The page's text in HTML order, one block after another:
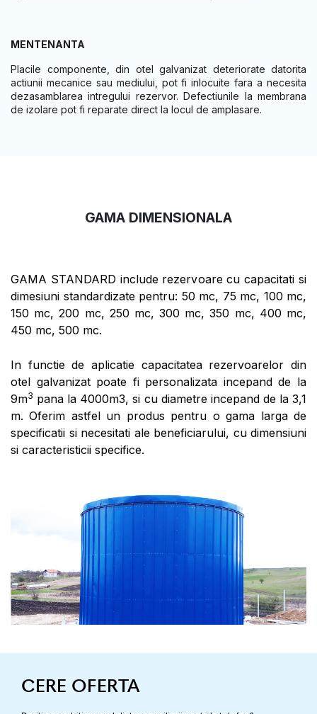
MENTENANTA
Placile componente, din otel galvanizat deteriorate datorita
actiunii mecanice sau mediului, pot fi inlocuite fara a necesita
dezasamblarea intregului rezervor. Defectiunile la membrana
de izolare pot fi reparate direct la locul de amplasare.
GAMA DIMENSIONALA
GAMA STANDARD include rezervoare cu capacitati si
dimesiuni standardizate pentru: 50 mc, 75 mc, 100 mc,
150 mc, 200 mc, 250 mc, 300 mc, 350 mc, 400 mc,
450 mc, 500 mc.
In functie de aplicatie capacitatea rezervoarelor din
otel galvanizat poate fi personalizata incepand de la
9m3 pana la 4000m3, si cu diametre incepand de la 3,1
m. Oferim astfel un produs pentru o gama larga de
specificatii si necesitati ale beneficiarului, cu dimensiuni
si caracteristicii specifice.
CERE OFERTA